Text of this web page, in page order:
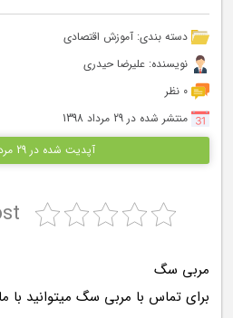
پادکست سگ ها
سمینار تهران 96
گواهینامه ها
دسته بندی:آموزش اقتصادی
نویسنده: علیرضا حیدری
0 نظر
منتشر شده در 29 مرداد 1398
آپدیت شده در 29 مرداد 1398
مربی سگ
برای تماس با مربی سگ میتوانید با